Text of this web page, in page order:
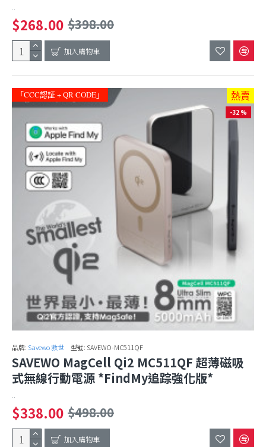
..
$268.00 $398.00
加入購物車
熱賣
「CCC認証 + QR CODE」
-32 %
品牌: Savewo 救世 型號: SAVEWO-MC511QF
SAVEWO MagCell Qi2 MC511QF 超薄磁吸
式無線行動電源 *FindMy追踪強化版*
..
$338.00 $498.00
加入購物車